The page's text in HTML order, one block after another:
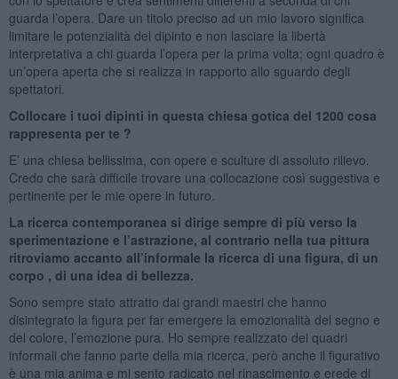
guarda l’opera. Dare un titolo preciso ad un mio lavoro significa
limitare le potenzialità del dipinto e non lasciare la libertà
interpretativa a chi guarda l’opera per la prima volta; ogni quadro è
un’opera aperta che si realizza in rapporto allo sguardo degli
spettatori.
Collocare i tuoi dipinti in questa chiesa gotica del 1200 cosa
rappresenta per te ?
E’ una chiesa bellissima, con opere e sculture di assoluto rilievo.
Credo che sarà difficile trovare una collocazione così suggestiva e
pertinente per le mie opere in futuro.
La ricerca contemporanea si dirige sempre di più verso la
sperimentazione e l’astrazione, al contrario nella tua pittura
ritroviamo accanto all’informale la ricerca di una figura, di un
corpo , di una idea di bellezza.
Sono sempre stato attratto dai grandi maestri che hanno
disintegrato la figura per far emergere la emozionalità del segno e
del colore, l’emozione pura. Ho sempre realizzato dei quadri
informali che fanno parte della mia ricerca, però anche il figurativo
è una mia anima e mi sento radicato nel rinascimento e erede di